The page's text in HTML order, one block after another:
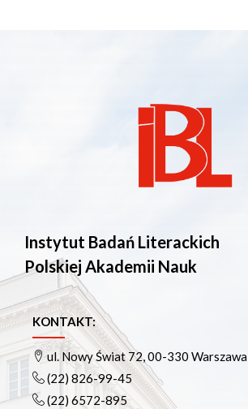
Instytut Badań Literackich
Polskiej Akademii Nauk
KONTAKT:
ul. Nowy Świat 72, 00-330 Warszawa
(22) 826-99-45
(22) 6572-895